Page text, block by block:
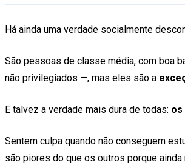
Há ainda uma verdade socialmente
São pessoas de classe média, com boa
não privilegiados —, mas eles são a
E talvez a verdade mais dura de todas: os
Sentem culpa quando não conseguem
são piores do que os outros porque